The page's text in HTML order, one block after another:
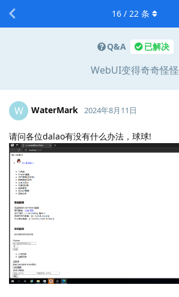
Q&A 已解决
WebUI变得奇奇怪怪
16 / 22 条
W WaterMark 2024年8月11日
请问各位dalao有没有什么办法，球球!